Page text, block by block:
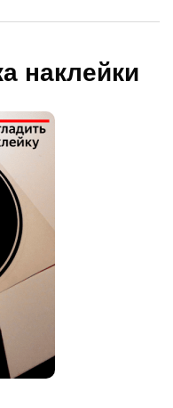
наклейки